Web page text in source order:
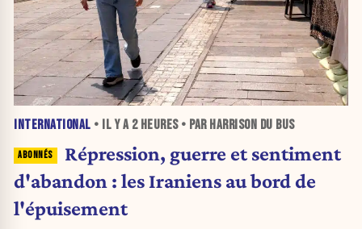
INTERNATIONAL • IL Y A 2 HEURES• PAR HARRISON DU BUS
Répression, guerre et sentiment
d'abandon : les Iraniens au bord de
l'épuisement